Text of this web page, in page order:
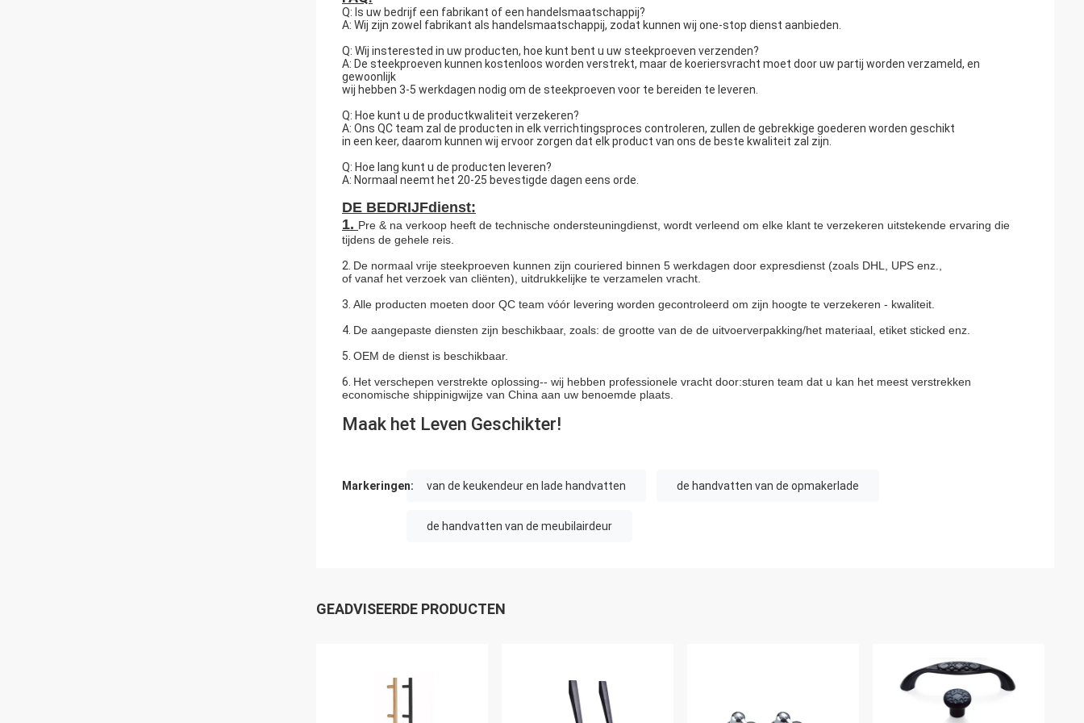
Q: Is uw bedrijf een fabrikant of een handelsmaatschappij?
A: Wij zijn zowel fabrikant als handelsmaatschappij, zodat kunnen wij one-stop dienst aanbieden.
Q: Wij insterested in uw producten, hoe kunt bent u uw steekproeven verzenden?
A: De steekproeven kunnen kostenloos worden verstrekt, maar de koeriersvracht moet door uw partij worden verzameld, en
gewoonlijk
wij hebben 3-5 werkdagen nodig om de steekproeven voor te bereiden te leveren.
Q: Hoe kunt u de productkwaliteit verzekeren?
A: Ons QC team zal de producten in elk verrichtingsproces controleren, zullen de gebrekkige goederen worden geschikt
in een keer, daarom kunnen wij ervoor zorgen dat elk product van ons de beste kwaliteit zal zijn.
Q: Hoe lang kunt u de producten leveren?
A: Normaal neemt het 20-25 bevestigde dagen eens orde.
DE BEDRIJFdienst:
1. Pre & na verkoop heeft de technische ondersteuningdienst, wordt verleend om elke klant te verzekeren uitstekende ervaring die
tijdens de gehele reis.
2. De normaal vrije steekproeven kunnen zijn couriered binnen 5 werkdagen door expresdienst (zoals DHL, UPS enz.,
of vanaf het verzoek van cliënten), uitdrukkelijke te verzamelen vracht.
3. Alle producten moeten door QC team vóór levering worden gecontroleerd om zijn hoogte te verzekeren - kwaliteit.
4. De aangepaste diensten zijn beschikbaar, zoals: de grootte van de de uitvoerverpakking/het materiaal, etiket sticked enz.
5. OEM de dienst is beschikbaar.
6. Het verschepen verstrekte oplossing-- wij hebben professionele vracht door:sturen team dat u kan het meest verstrekken
economische shippinigwijze van China aan uw benoemde plaats.
Maak het Leven Geschikter!
Markeringen: van de keukendeur en lade handvatten de handvatten van de opmakerlade
de handvatten van de meubilairdeur
GEADVISEERDE PRODUCTEN